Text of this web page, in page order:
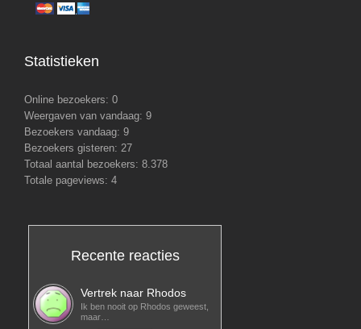
Statistieken
Online bezoekers: 0
Weergaven van vandaag: 9
Bezoekers vandaag: 9
Bezoekers gisteren: 27
Totaal aantal bezoekers: 8.378
Totale pageviews: 4
Recente reacties
Vertrek naar Rhodos
Ik ben nooit op Rhodos geweest,
maar…